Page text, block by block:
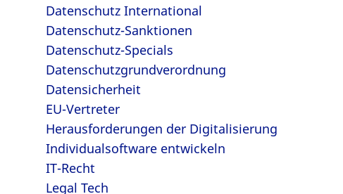
Datenschutz International
Datenschutz-Sanktionen
Datenschutz-Specials
Datenschutzgrundverordnung
Datensicherheit
EU-Vertreter
Herausforderungen der Digitalisierung
Individualsoftware entwickeln
IT-Recht
Legal Tech